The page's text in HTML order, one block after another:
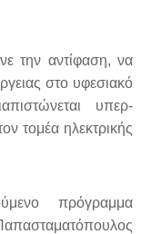
την αντίφαση, να
στο υφεσιακό
υπερ-
τομέα ηλεκτρικής
πρόγραμμα